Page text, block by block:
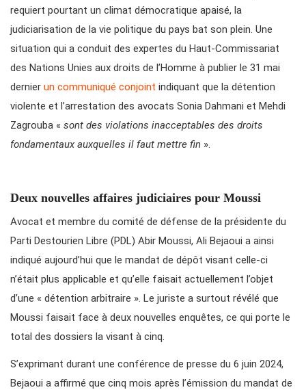
requiert pourtant un climat démocratique apaisé, la
judiciarisation de la vie politique du pays bat son plein. Une
situation qui a conduit des expertes du Haut-Commissariat
des Nations Unies aux droits de l’Homme à publier le 31 mai
dernier un communiqué conjoint indiquant que la détention
violente et l’arrestation des avocats Sonia Dahmani et Mehdi
Zagrouba « sont des violations inacceptables des droits
fondamentaux auxquelles il faut mettre fin ».
Deux nouvelles affaires judiciaires pour Moussi
Avocat et membre du comité de défense de la présidente du
Parti Destourien Libre (PDL) Abir Moussi, Ali Bejaoui a ainsi
indiqué aujourd’hui que le mandat de dépôt visant celle-ci
n’était plus applicable et qu’elle faisait actuellement l’objet
d’une « détention arbitraire ». Le juriste a surtout révélé que
Moussi faisait face à deux nouvelles enquêtes, ce qui porte le
total des dossiers la visant à cinq.
S’exprimant durant une conférence de presse du 6 juin 2024,
Bejaoui a affirmé que cinq mois après l’émission du mandat de